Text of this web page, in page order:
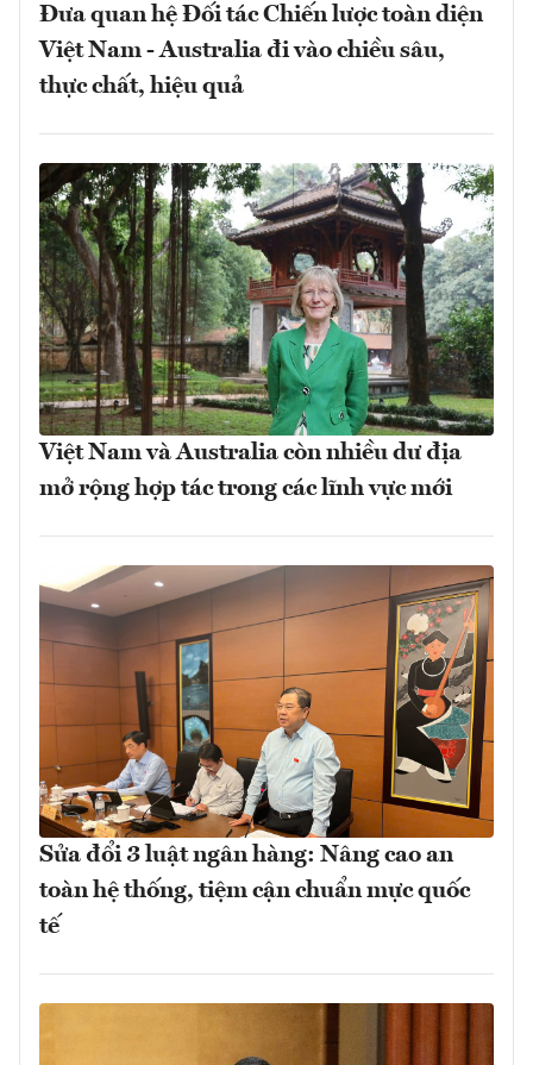
Đưa quan hệ Đối tác Chiến lược toàn diện
Việt Nam - Australia đi vào chiều sâu,
thực chất, hiệu quả
Việt Nam và Australia còn nhiều dư địa
mở rộng hợp tác trong các lĩnh vực mới
Sửa đổi 3 luật ngân hàng: Nâng cao an
toàn hệ thống, tiệm cận chuẩn mực quốc
tế